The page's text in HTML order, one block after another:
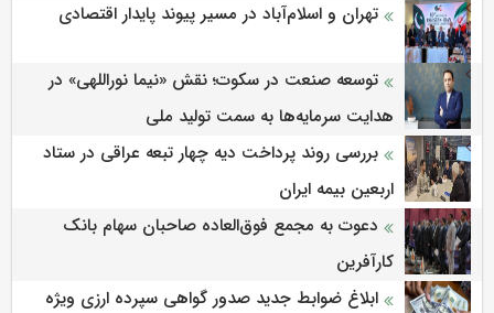
تهران و اسلام‌آباد در مسیر پیوند پایدار اقتصادی
توسعه صنعت در سکوت؛ نقش «نیما نوراللهی» در
هدایت سرمایه‌ها به سمت تولید ملی
بررسی روند پرداخت دیه چهار تبعه عراقی در ستاد
اربعین بیمه ایران
دعوت به مجمع فوق‌العاده صاحبان سهام بانک
کارآفرین
ابلاغ ضوابط جدید صدور گواهی سپرده ارزی ویژه